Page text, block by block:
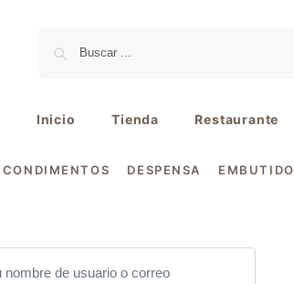
Inicio Tienda Restaurante
CONDIMENTOS DESPENSA
de usuario o correo